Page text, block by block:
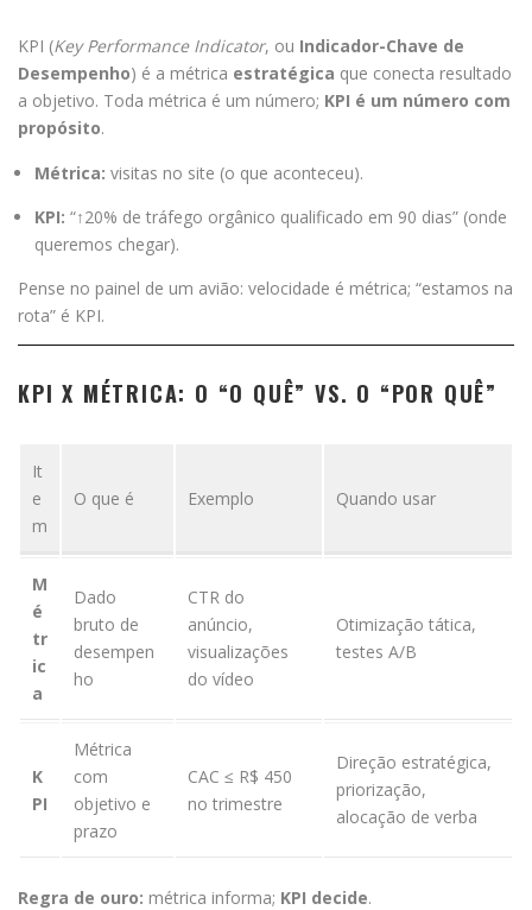
KPI (Key Performance Indicator, ou Indicador-Chave de
Desempenho) é a métrica estratégica que conecta resultado
a objetivo. Toda métrica é um número; KPI é um número com
propósito.
Métrica: visitas no site (o que aconteceu).
KPI: “↑20% de tráfego orgânico qualificado em 90 dias” (onde
queremos chegar).
Pense no painel de um avião: velocidade é métrica; “estamos na
rota” é KPI.
KPI X MÉTRICA: O “O QUÊ” VS. O “POR QUÊ”
It
e
m
O que é Exemplo Quando usar
M
é
tr
ic
a
Dado
bruto de
desempen
ho
CTR do
anúncio,
visualizações
do vídeo
Otimização tática,
testes A/B
K
PI
Métrica
com
objetivo e
prazo
CAC ≤ R$ 450
no trimestre
Direção estratégica,
priorização,
alocação de verba
Regra de ouro: métrica informa; KPI decide.